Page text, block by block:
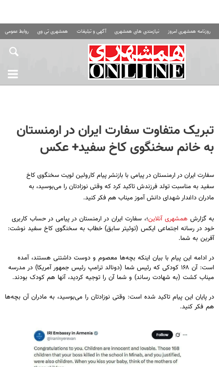
روزنامه همشهری امروز نیازمندی های همشهری آگهی و تبلیغات همشهری تی وی روابط عمومی
تبریک متفاوت سفارت ایران در ارمنستان
به خانم سخنگوی کاخ سفید+ عکس
سفارت ایران در ارمنستان در پیامی با بازنشر پیام کارولین لویت سخنگوی کاخ
سفید به مناسبت تولد فرزندش تاکید کرد که وقتی نوزادتان را می‌بوسید، به
مادران داغدار شهدای دانش آموز میناب هم فکر کنید.
به گزارش همشهری آنلاین؛، سفارت ایران در ارمنستان در پیامی در حساب کاربری
خود در رسانه اجتماعی ایکس (توئیتر سابق) خطاب به سخنگوی کاخ سفید نوشت:
آفرین به شما.
در ادامه این پیام با بیان اینکه بچه‌ها معصوم و دوست داشتنی هستند، آمده
است: آن ۱۶۸ کودکی که رئیس شما (دونالد ترامپ رئیس جمهور آمریکا) در مدرسه
میناب کشت (به شهادت رساند) و شما آن را توجیه کردید، آنها هم کودک بودند.
در پایان این پیام تاکید شده است: وقتی نوزادتان را می‌بوسید، به مادران آن بچه‌ها
هم فکر کنید.